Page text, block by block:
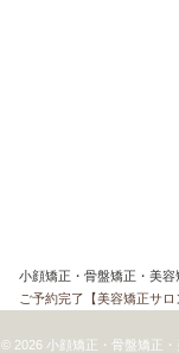
小顔矯正・骨盤矯正・美
ご予約完了【美容矯正サロ
© 2026 小顔矯正・骨盤矯正